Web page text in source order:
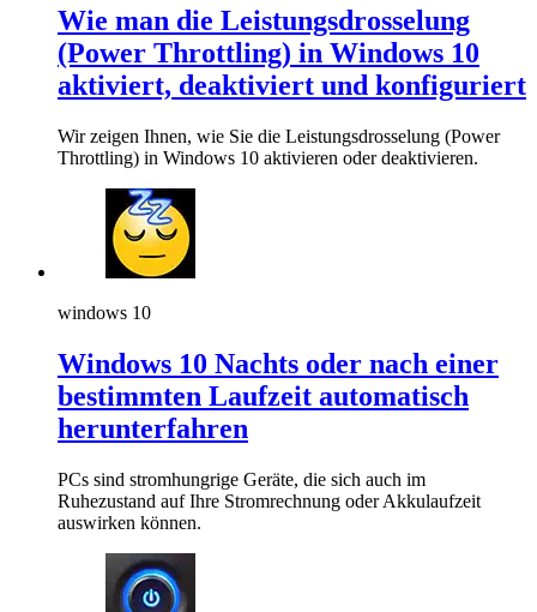
Wie man die Leistungsdrosselung
(Power Throttling) in Windows 10
aktiviert, deaktiviert und konfiguriert
Wir zeigen Ihnen, wie Sie die Leistungsdrosselung (Power
Throttling) in Windows 10 aktivieren oder deaktivieren.
windows 10
Windows 10 Nachts oder nach einer
bestimmten Laufzeit automatisch
herunterfahren
PCs sind stromhungrige Geräte, die sich auch im
Ruhezustand auf Ihre Stromrechnung oder Akkulaufzeit
auswirken können.